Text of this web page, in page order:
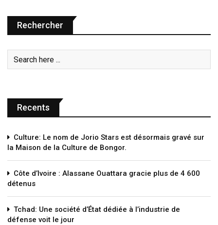
Rechercher
Recents
Culture: Le nom de Jorio Stars est désormais gravé sur
la Maison de la Culture de Bongor.
Côte d’Ivoire : Alassane Ouattara gracie plus de 4 600
détenus
Tchad: Une société d’État dédiée à l’industrie de
défense voit le jour